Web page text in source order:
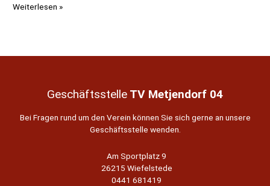
Wir
Bank
Weiterlesen »
Geschäftsstelle TV Metjendorf 04
Bei Fragen rund um den Verein können Sie sich gerne an unsere
Geschäftsstelle wenden.
Am Sportplatz 9
26215 Wiefelstede
0441 681419